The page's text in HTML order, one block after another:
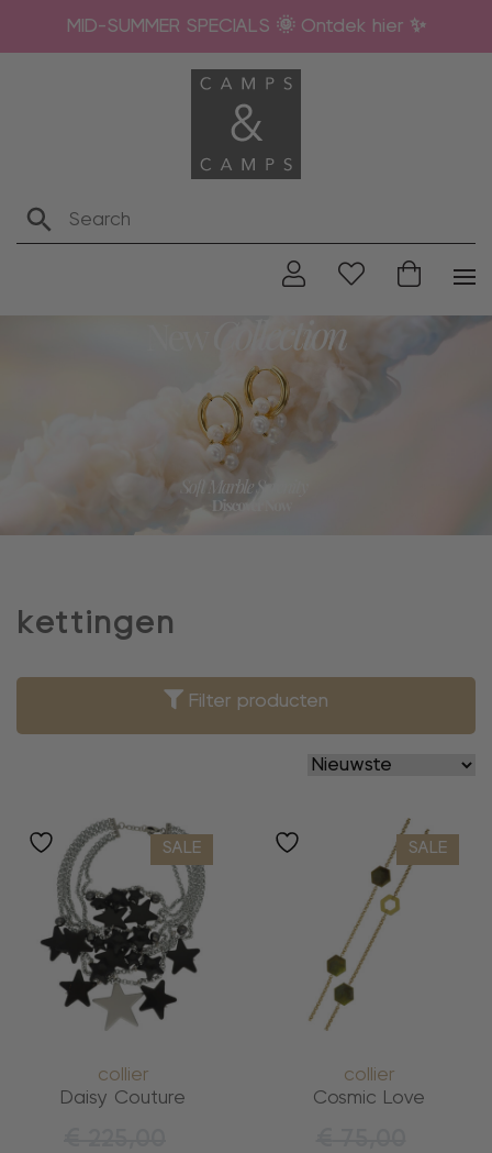
MID-SUMMER SPECIALS 🌞 Ontdek hier ✨
kettingen
Filter producten
SALE
collier
Daisy Couture
SALE
collier
Cosmic Love